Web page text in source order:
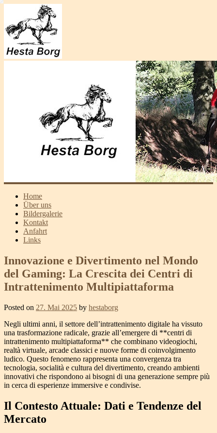
Home
Über uns
Bildergalerie
Kontakt
Anfahrt
Links
Innovazione e Divertimento nel Mondo
del Gaming: La Crescita dei Centri di
Intrattenimento Multipiattaforma
Posted on 27. Mai 2025 by hestaborg
Negli ultimi anni, il settore dell’intrattenimento digitale ha vissuto
una trasformazione radicale, grazie all’emergere di **centri di
intrattenimento multipiattaforma** che combinano videogiochi,
realtà virtuale, arcade classici e nuove forme di coinvolgimento
ludico. Questo fenomeno rappresenta una convergenza tra
tecnologia, socialità e cultura del divertimento, creando ambienti
innovativi che rispondono ai bisogni di una generazione sempre più
in cerca di esperienze immersive e condivise.
Il Contesto Attuale: Dati e Tendenze del
Mercato